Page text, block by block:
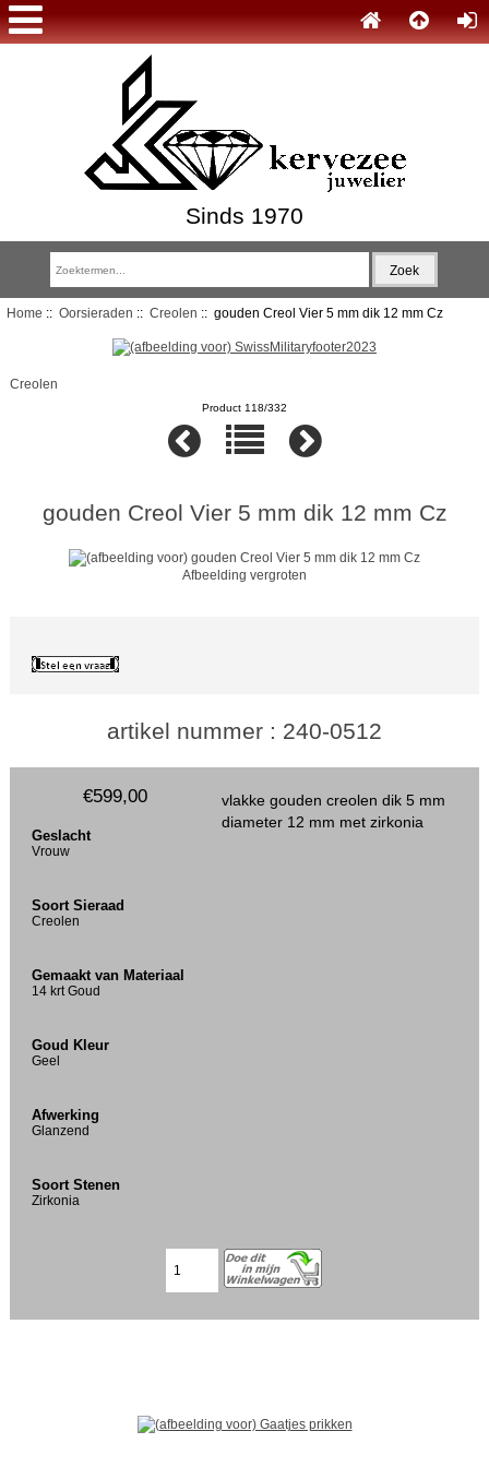
Sinds 1970
Home :: Oorsieraden :: Creolen :: gouden Creol Vier 5 mm dik 12 mm Cz
Creolen
Product 118/332
gouden Creol Vier 5 mm dik 12 mm Cz
Afbeelding vergroten
artikel nummer : 240-0512
vlakke gouden creolen dik 5 mm
diameter 12 mm met zirkonia
€599,00
Geslacht
Vrouw
Soort Sieraad
Creolen
Gemaakt van Materiaal
14 krt Goud
Goud Kleur
Geel
Afwerking
Glanzend
Soort Stenen
Zirkonia